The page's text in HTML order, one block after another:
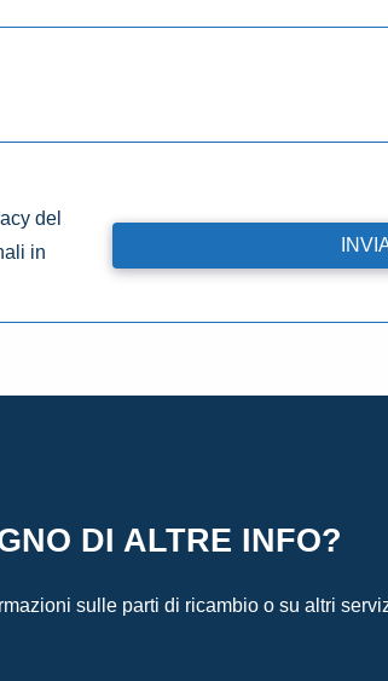
del
in
DI ALTRE INFO?
sulle parti di ricambio o su altri